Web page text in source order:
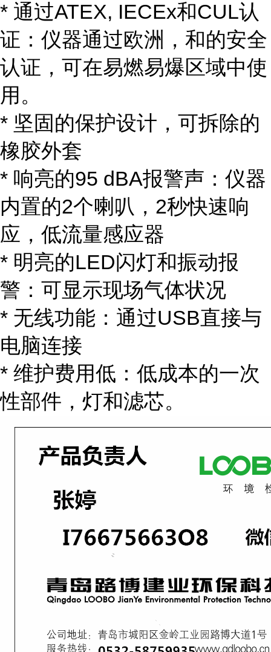
* 通过ATEX, IECEx和CUL认
证：仪器通过欧洲，和的安全
认证，可在易燃易爆区域中使
用。
* 坚固的保护设计，可拆除的
橡胶外套
* 响亮的95 dBA报警声：仪器
内置的2个喇叭，2秒快速响
应，低流量感应器
* 明亮的LED闪灯和振动报
警：可显示现场气体状况
* 无线功能：通过USB直接与
电脑连接
* 维护费用低：低成本的一次
性部件，灯和滤芯。